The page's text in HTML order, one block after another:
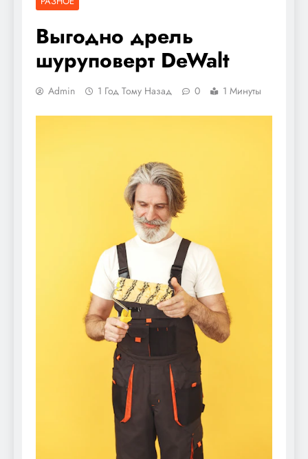
Выгодно дрель
шуруповерт DeWalt
Admin 1 Год Тому Назад 0 1 Минуты